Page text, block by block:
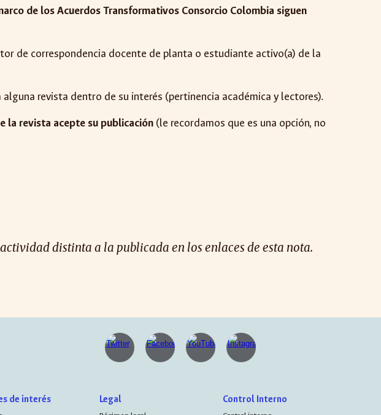
de los Acuerdos Transformativos Consorcio Colombia siguen
de correspondencia docente de planta o estudiante activo(a) de la
alguna revista dentro de su interés (pertinencia académica y lectores).
la revista acepte su publicación (le recordamos que es una opción, no
distinta a la publicada en los enlaces de esta nota.
de interés Legal Control Interno